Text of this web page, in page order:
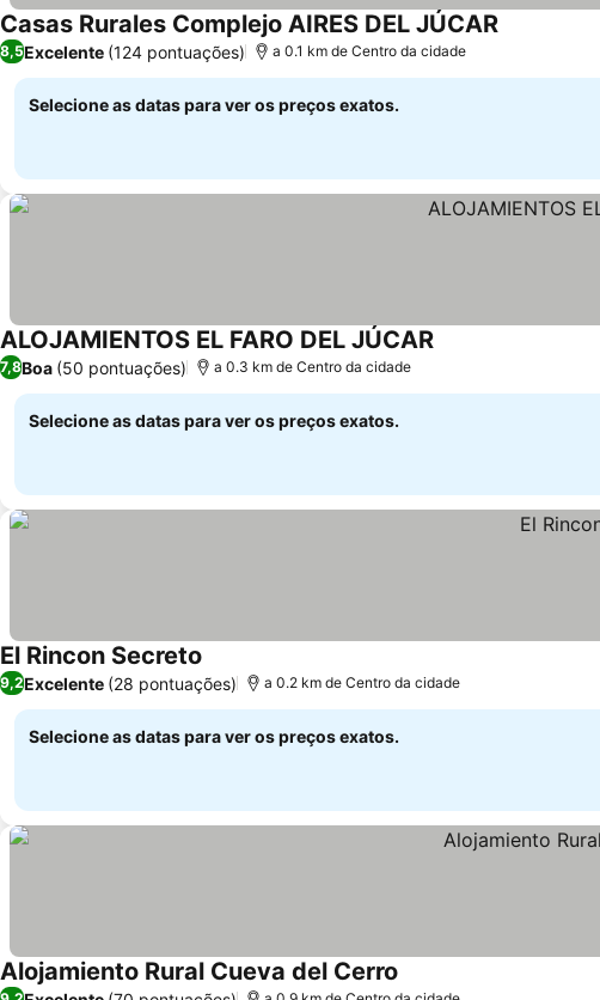
Casas Rurales Complejo AIRES DEL JÚCARVer preços
8,5Excelente (124 pontuações) a 0.1 km de Centro da cidade
Selecione as datas para ver os preços exatos.
ALOJAMIENTOS EL FARO DEL JÚCARVer preços
7,8Boa (50 pontuações) a 0.3 km de Centro da cidade
Selecione as datas para ver os preços exatos.
El Rincon Secreto Ver preços
9,2Excelente (28 pontuações) a 0.2 km de Centro da cidade
Selecione as datas para ver os preços exatos.
Alojamiento Rural Cueva del Cerro